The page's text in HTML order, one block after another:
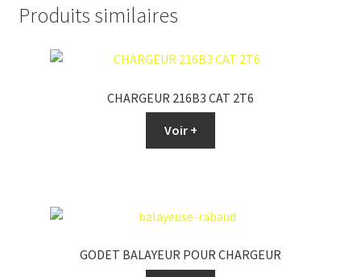
Produits similaires
CHARGEUR 216B3 CAT 2T6
Voir +
GODET BALAYEUR POUR CHARGEUR